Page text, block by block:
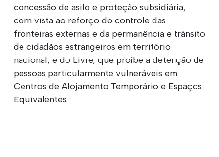
concessão de asilo e proteção subsidiária,
com vista ao reforço do controle das
fronteiras externas e da permanência e trânsito
de cidadãos estrangeiros em território
nacional, e do Livre, que proíbe a detenção de
pessoas particularmente vulneráveis em
Centros de Alojamento Temporário e Espaços
Equivalentes.